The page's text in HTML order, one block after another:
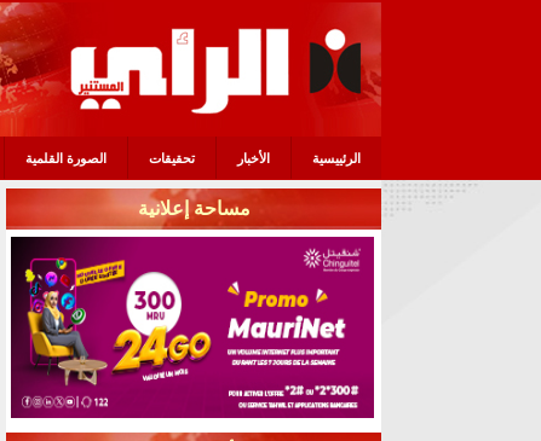
الرئييسية الأخبار تحقيقات الصورة القلمية
مساحة إعلانية